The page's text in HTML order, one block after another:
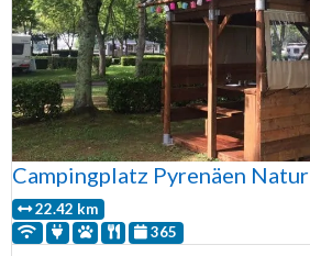
Campingplatz Pyrenäen Natur
22.42 km
365